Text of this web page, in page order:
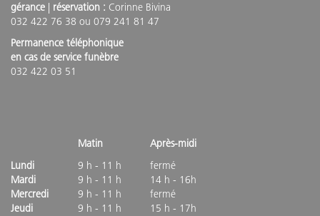
gérance | réservation : Corinne Bivina
032 422 76 38 ou 079 241 81 47
Permanence téléphonique
en cas de service funèbre
032 422 03 51
Matin
Après-midi
Lundi
9 h - 11 h
fermé
Mardi
9 h - 11 h
14 h - 16h
Mercredi
9 h - 11 h
fermé
Jeudi
9 h - 11 h 15 h - 17h